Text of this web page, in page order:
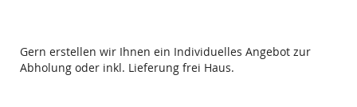
Gern erstellen wir Ihnen ein Individuelles Angebot zur
Abholung oder inkl. Lieferung frei Haus.